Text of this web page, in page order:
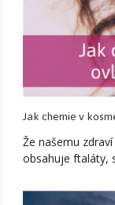
Jak chemie v
Že našemu
obsahuje ftaláty,